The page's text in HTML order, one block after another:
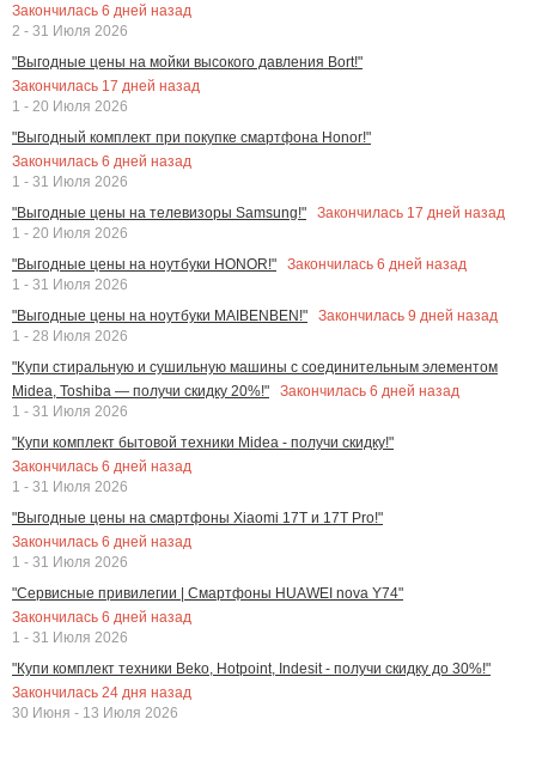
Закончилась 6 дней назад
2 - 31 Июля 2026
"Выгодные цены на мойки высокого давления Bort!"
Закончилась 17 дней назад
1 - 20 Июля 2026
"Выгодный комплект при покупке смартфона Honor!"
Закончилась 6 дней назад
1 - 31 Июля 2026
"Выгодные цены на телевизоры Samsung!"
Закончилась 17 дней назад
1 - 20 Июля 2026
"Выгодные цены на ноутбуки HONOR!"
Закончилась 6 дней назад
1 - 31 Июля 2026
"Выгодные цены на ноутбуки MAIBENBEN!"
Закончилась 9 дней назад
1 - 28 Июля 2026
"Купи стиральную и сушильную машины с соединительным элементом
Midea, Toshiba — получи скидку 20%!"
Закончилась 6 дней назад
1 - 31 Июля 2026
"Купи комплект бытовой техники Midea - получи скидку!"
Закончилась 6 дней назад
1 - 31 Июля 2026
"Выгодные цены на смартфоны Xiaomi 17T и 17T Pro!"
Закончилась 6 дней назад
1 - 31 Июля 2026
"Сервисные привилегии | Смартфоны HUAWEI nova Y74"
Закончилась 6 дней назад
1 - 31 Июля 2026
"Купи комплект техники Beko, Hotpoint, Indesit - получи скидку до 30%!"
Закончилась 24 дня назад
30 Июня - 13 Июля 2026